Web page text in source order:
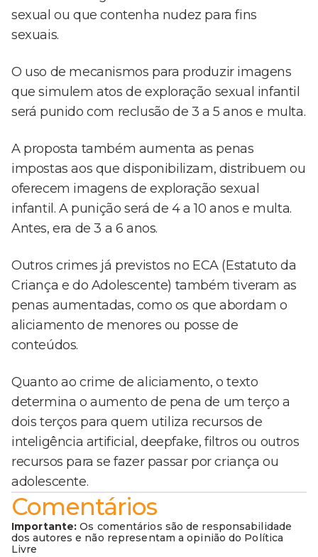
sexual ou que contenha nudez para fins
sexuais.
O uso de mecanismos para produzir imagens
que simulem atos de exploração sexual infantil
será punido com reclusão de 3 a 5 anos e multa.
A proposta também aumenta as penas
impostas aos que disponibilizam, distribuem ou
oferecem imagens de exploração sexual
infantil. A punição será de 4 a 10 anos e multa.
Antes, era de 3 a 6 anos.
Outros crimes já previstos no ECA (Estatuto da
Criança e do Adolescente) também tiveram as
penas aumentadas, como os que abordam o
aliciamento de menores ou posse de
conteúdos.
Quanto ao crime de aliciamento, o texto
determina o aumento de pena de um terço a
dois terços para quem utiliza recursos de
inteligência artificial, deepfake, filtros ou outros
recursos para se fazer passar por criança ou
adolescente.
Comentários
Importante: Os comentários são de responsabilidade
dos autores e não representam a opinião do Política
Livre